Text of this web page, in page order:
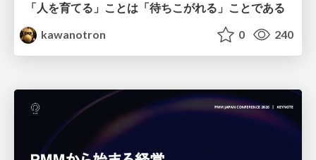
「人を育てる」ことは「待ちこがれる」ことである
kawanotron
0 240